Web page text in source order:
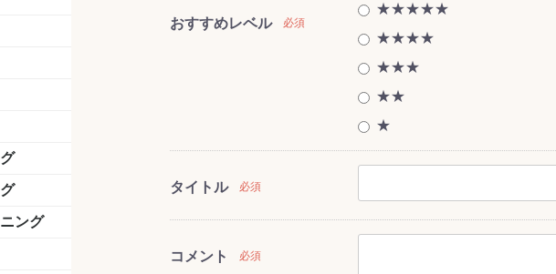
ワンタッチ式モップ
水切りドライヤー
その他アタッチメント
ップ
浄機用
ー) うろこ取り
ング
おすすめレベル 必須
★★★★★
★★★★
★★★
★★
★
タイトル 必須
コメント 必須